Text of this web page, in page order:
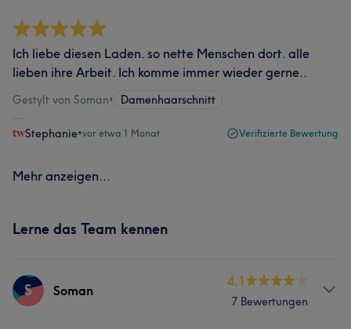
Ich liebe diesen Laden. so nette Menschen dort. alle
lieben ihre Arbeit. Ich komme immer wieder gerne..
Gestylt von Soman• Damenhaarschnitt
Stephanie•vor etwa 1 Monat Verifizierte Bewertung
Mehr anzeigen...
Lerne das Team kennen
S Soman
4.1
7 Bewertungen